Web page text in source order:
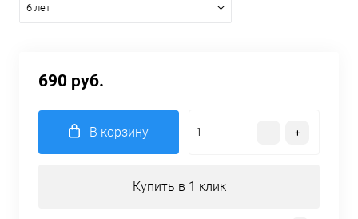
6 лет
690 руб.
В корзину
Купить в 1 клик